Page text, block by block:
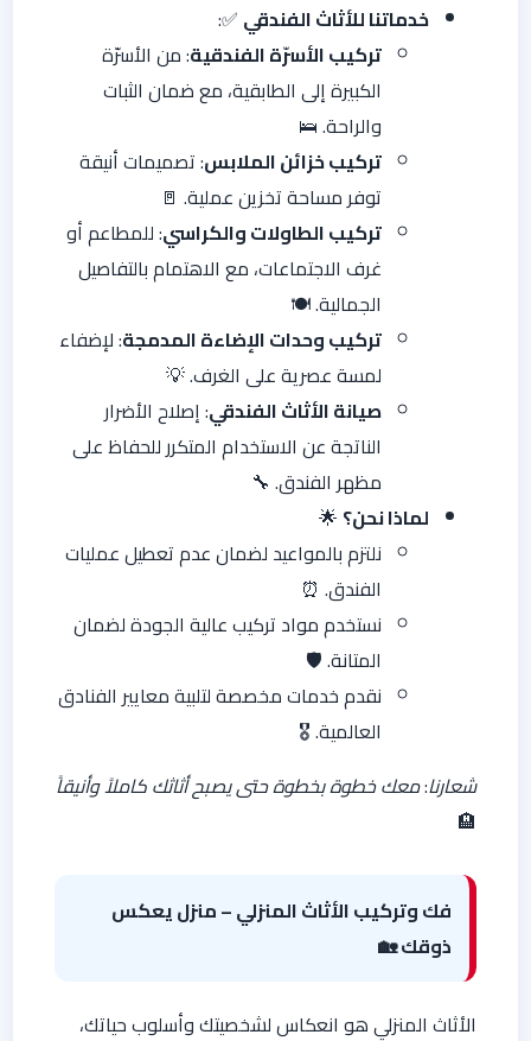
خدماتنا للأثاث الفندقي ✅:
تركيب الأسرّة الفندقية: من الأسرّة
الكبيرة إلى الطابقية، مع ضمان الثبات
والراحة. 🛌
تركيب خزائن الملابس: تصميمات أنيقة
توفر مساحة تخزين عملية. 🚪
تركيب الطاولات والكراسي: للمطاعم أو
غرف الاجتماعات، مع الاهتمام بالتفاصيل
الجمالية. 🍽️
تركيب وحدات الإضاءة المدمجة: لإضفاء
لمسة عصرية على الغرف. 💡
صيانة الأثاث الفندقي: إصلاح الأضرار
الناتجة عن الاستخدام المتكرر للحفاظ على
مظهر الفندق. 🔧
لماذا نحن؟ 🌟
نلتزم بالمواعيد لضمان عدم تعطيل عمليات
الفندق. ⏰
نستخدم مواد تركيب عالية الجودة لضمان
المتانة. 🛡️
نقدم خدمات مخصصة لتلبية معايير الفنادق
العالمية. 🎖️
شعارنا:معك خطوة بخطوة حتى يصبح أثاثك كاملاً وأنيقاً
🏨
فك وتركيب الأثاث المنزلي – منزل يعكس
ذوقك 🏡
الأثاث المنزلي هو انعكاس لشخصيتك وأسلوب حياتك،